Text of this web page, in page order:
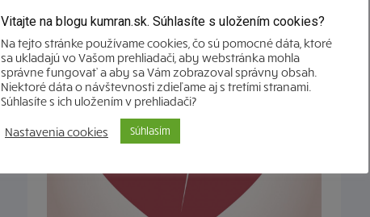
Odvaha byť zlomený
Eva Petrovičová -23. októbra 2017
Vitajte na blogu kumran.sk. Súhlasíte s uložením cookies?
Na tejto stránke používame cookies, čo sú pomocné dáta, ktoré
sa ukladajú vo Vašom prehliadači, aby webstránka mohla
správne fungovať a aby sa Vám zobrazoval správny obsah.
Niektoré dáta o návštevnosti zdieľame aj s tretími stranami.
Súhlasíte s ich uložením v prehliadači?
Nastavenia cookies Súhlasím